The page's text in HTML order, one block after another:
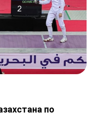
по